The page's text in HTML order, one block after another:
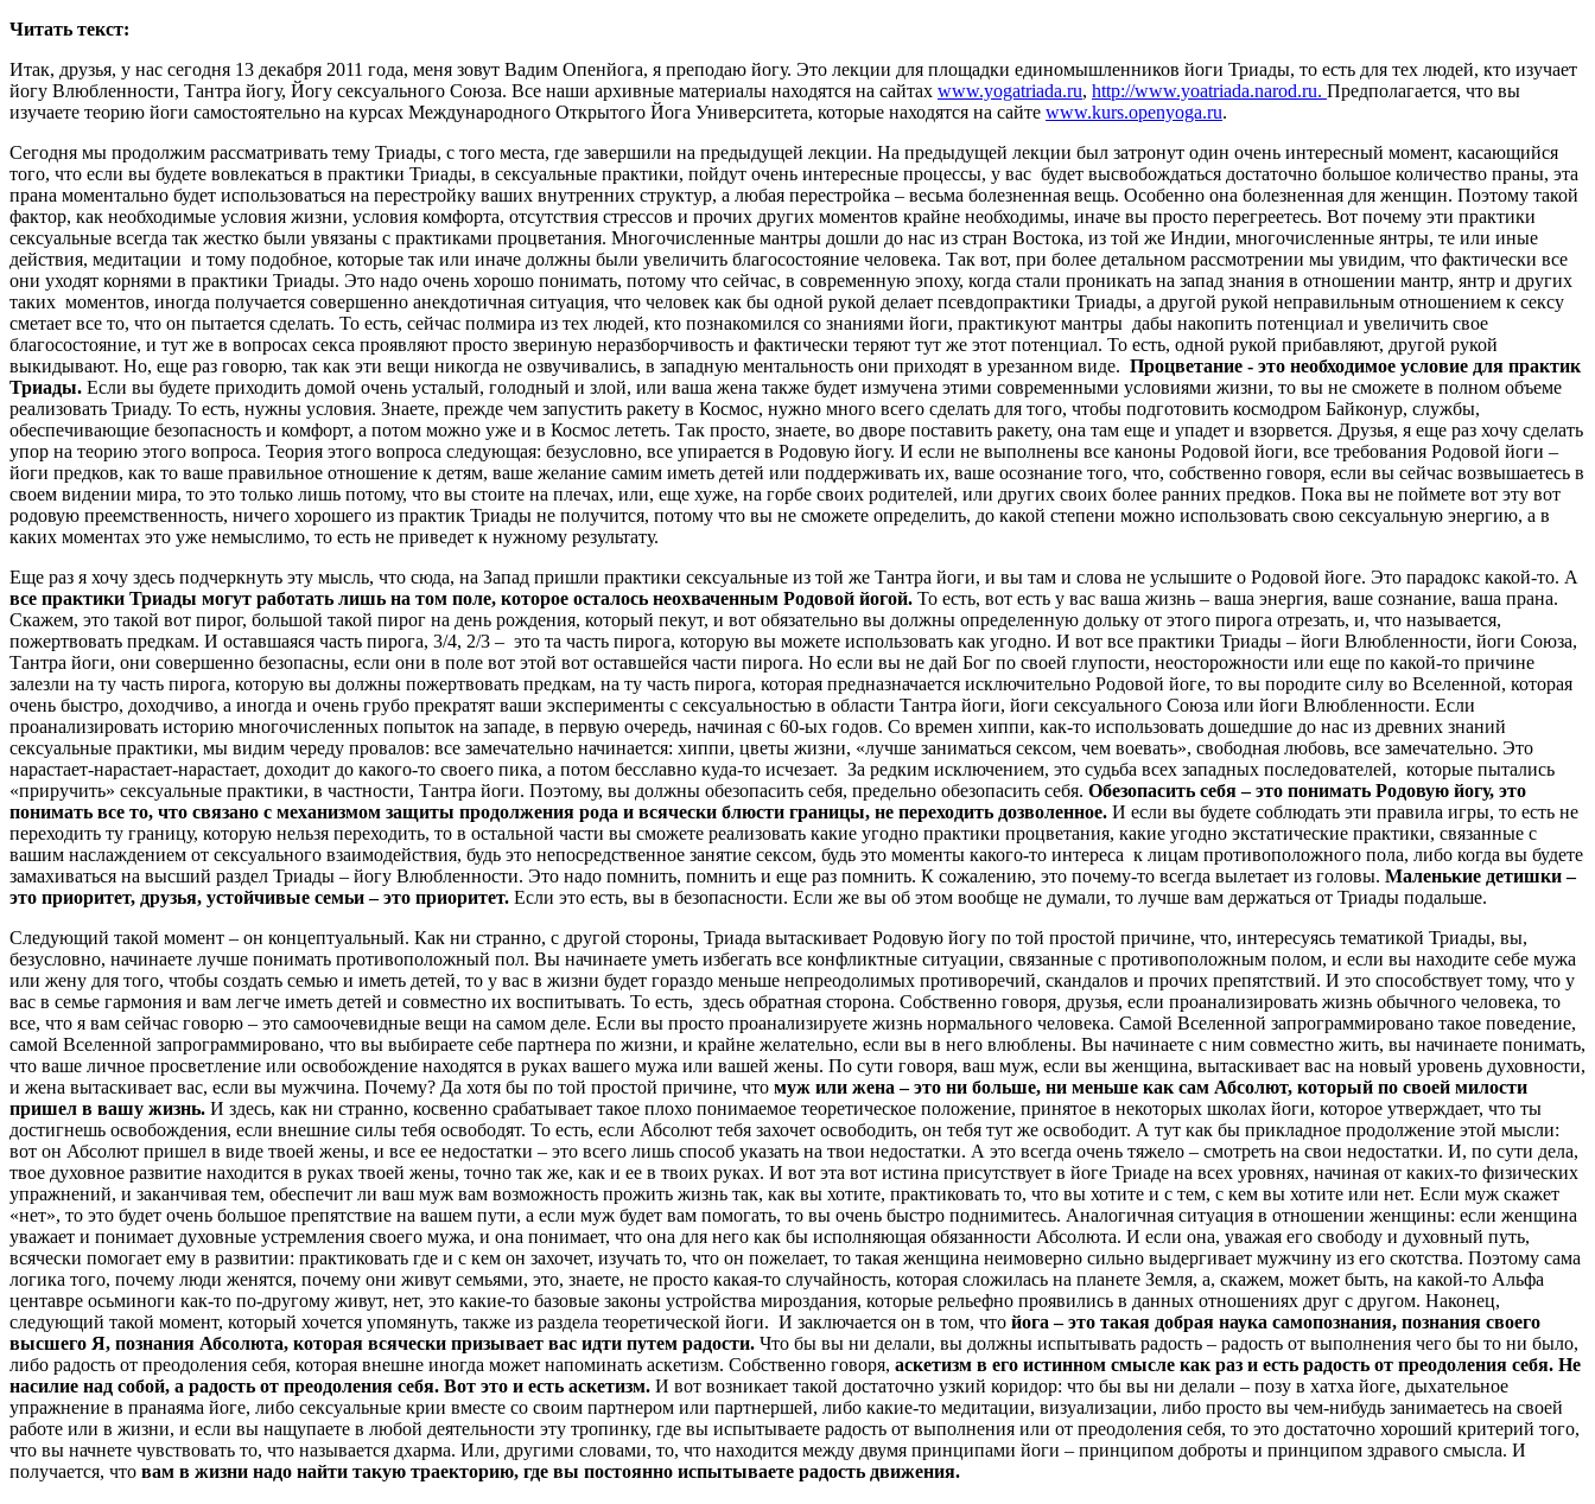
Читать текст:
Итак, друзья, у нас сегодня 13 декабря 2011 года, меня зовут Вадим Опенйога, я преподаю йогу. Это лекции для площадки единомышленников йоги Триады, то есть для тех людей, кто изучает
йогу Влюбленности, Тантра йогу, Йогу cексуального Союза. Все наши архивные материалы находятся на сайтах www.yogatriada.ru, http://www.yoatriada.narod.ru. Предполагается, что вы
изучаете теорию йоги самостоятельно на курсах Международного Открытого Йога Университета, которые находятся на сайтe www.kurs.openyoga.ru.
Сегодня мы продолжим рассматривать тему Триады, с того места, где завершили на предыдущей лекции. На предыдущей лекции был затронут один очень интересный момент, касающийся
того, что если вы будете вовлекаться в практики Триады, в сексуальные практики, пойдут очень интересные процессы, у вас будет высвобождаться достаточно большое количество праны, эта
прана моментально будет использоваться на перестройку ваших внутренних структур, а любая перестройка – весьма болезненная вещь. Особенно она болезненная для женщин. Поэтому такой
фактор, как необходимые условия жизни, условия комфорта, отсутствия стрессов и прочих других моментов крайне необходимы, иначе вы просто перегреетесь. Вот почему эти практики
сексуальные всегда так жестко были увязаны с практиками процветания. Многочисленные мантры дошли до нас из стран Востока, из той же Индии, многочисленные янтры, те или иные
действия, медитации и тому подобное, которые так или иначе должны были увеличить благосостояние человека. Так вот, при более детальном рассмотрении мы увидим, что фактически все
они уходят корнями в практики Триады. Это надо очень хорошо понимать, потому что сейчас, в современную эпоху, когда стали проникать на запад знания в отношении мантр, янтр и других
таких моментов, иногда получается совершенно анекдотичная ситуация, что человек как бы одной рукой делает псевдопрактики Триады, а другой рукой неправильным отношением к сексу
сметает все то, что он пытается сделать. То есть, сейчас полмира из тех людей, кто познакомился со знаниями йоги, практикуют мантры дабы накопить потенциал и увеличить свое
благосостояние, и тут же в вопросах секса проявляют просто звериную неразборчивость и фактически теряют тут же этот потенциал. То есть, одной рукой прибавляют, другой рукой
выкидывают. Но, еще раз говорю, так как эти вещи никогда не озвучивались, в западную ментальность они приходят в урезанном виде. Процветание - это необходимое условие для практик
Триады. Если вы будете приходить домой очень усталый, голодный и злой, или ваша жена также будет измучена этими современными условиями жизни, то вы не сможете в полном объеме
реализовать Триаду. То есть, нужны условия. Знаете, прежде чем запустить ракету в Космос, нужно много всего сделать для того, чтобы подготовить космодром Байконур, службы,
обеспечивающие безопасность и комфорт, а потом можно уже и в Космос лететь. Так просто, знаете, во дворе поставить ракету, она там еще и упадет и взорвется. Друзья, я еще раз хочу сделать
упор на теорию этого вопроса. Теория этого вопроса следующая: безусловно, все упирается в Родовую йогу. И если не выполнены все каноны Родовой йоги, все требования Родовой йоги –
йоги предков, как то ваше правильное отношение к детям, ваше желание самим иметь детей или поддерживать их, ваше осознание того, что, собственно говоря, если вы сейчас возвышаетесь в
своем видении мира, то это только лишь потому, что вы стоите на плечах, или, еще хуже, на горбе своих родителей, или других своих более ранних предков. Пока вы не поймете вот эту вот
родовую преемственность, ничего хорошего из практик Триады не получится, потому что вы не сможете определить, до какой степени можно использовать свою сексуальную энергию, а в
каких моментах это уже немыслимо, то есть не приведет к нужному результату.
Еще раз я хочу здесь подчеркнуть эту мысль, что сюда, на Запад пришли практики сексуальные из той же Тантра йоги, и вы там и слова не услышите о Родовой йоге. Это парадокс какой-то. А
все практики Триады могут работать лишь на том поле, которое осталось неохваченным Родовой йогой. То есть, вот есть у вас ваша жизнь – ваша энергия, ваше сознание, ваша прана.
Скажем, это такой вот пирог, большой такой пирог на день рождения, который пекут, и вот обязательно вы должны определенную дольку от этого пирога отрезать, и, что называется,
пожертвовать предкам. И оставшаяся часть пирога, 3/4, 2/3 – это та часть пирога, которую вы можете использовать как угодно. И вот все практики Триады – йоги Влюбленности, йоги Союза,
Тантра йоги, они совершенно безопасны, если они в поле вот этой вот оставшейся части пирога. Но если вы не дай Бог по своей глупости, неосторожности или еще по какой-то причине
залезли на ту часть пирога, которую вы должны пожертвовать предкам, на ту часть пирога, которая предназначается исключительно Родовой йоге, то вы породите силу во Вселенной, которая
очень быстро, доходчиво, а иногда и очень грубо прекратят ваши эксперименты с сексуальностью в области Тантра йоги, йоги сексуального Союза или йоги Влюбленности. Если
проанализировать историю многочисленных попыток на западе, в первую очередь, начиная с 60-ых годов. Со времен хиппи, как-то использовать дошедшие до нас из древних знаний
сексуальные практики, мы видим череду провалов: все замечательно начинается: хиппи, цветы жизни, «лучше заниматься сексом, чем воевать», свободная любовь, все замечательно. Это
нарастает-нарастает-нарастает, доходит до какого-то своего пика, а потом бесславно куда-то исчезает. За редким исключением, это судьба всех западных последователей, которые пытались
«приручить» сексуальные практики, в частности, Тантра йоги. Поэтому, вы должны обезопасить себя, предельно обезопасить себя. Обезопасить себя – это понимать Родовую йогу, это
понимать все то, что связано с механизмом защиты продолжения рода и всячески блюсти границы, не переходить дозволенное. И если вы будете соблюдать эти правила игры, то есть не
переходить ту границу, которую нельзя переходить, то в остальной части вы сможете реализовать какие угодно практики процветания, какие угодно экстатические практики, связанные с
вашим наслаждением от сексуального взаимодействия, будь это непосредственное занятие сексом, будь это моменты какого-то интереса к лицам противоположного пола, либо когда вы будете
замахиваться на высший раздел Триады – йогу Влюбленности. Это надо помнить, помнить и еще раз помнить. К сожалению, это почему-то всегда вылетает из головы. Маленькие детишки –
это приоритет, друзья, устойчивые семьи – это приоритет. Если это есть, вы в безопасности. Если же вы об этом вообще не думали, то лучше вам держаться от Триады подальше.
Следующий такой момент – он концептуальный. Как ни странно, с другой стороны, Триада вытаскивает Родовую йогу по той простой причине, что, интересуясь тематикой Триады, вы,
безусловно, начинаете лучше понимать противоположный пол. Вы начинаете уметь избегать все конфликтные ситуации, связанные с противоположным полом, и если вы находите себе мужа
или жену для того, чтобы создать семью и иметь детей, то у вас в жизни будет гораздо меньше непреодолимых противоречий, скандалов и прочих препятствий. И это способствует тому, что у
вас в семье гармония и вам легче иметь детей и совместно их воспитывать. То есть, здесь обратная сторона. Собственно говоря, друзья, если проанализировать жизнь обычного человека, то
все, что я вам сейчас говорю – это самоочевидные вещи на самом деле. Если вы просто проанализируете жизнь нормального человека. Самой Вселенной запрограммировано такое поведение,
самой Вселенной запрограммировано, что вы выбираете себе партнера по жизни, и крайне желательно, если вы в него влюблены. Вы начинаете с ним совместно жить, вы начинаете понимать,
что ваше личное просветление или освобождение находятся в руках вашего мужа или вашей жены. По сути говоря, ваш муж, если вы женщина, вытаскивает вас на новый уровень духовности,
и жена вытаскивает вас, если вы мужчина. Почему? Да хотя бы по той простой причине, что муж или жена – это ни больше, ни меньше как сам Абсолют, который по своей милости
пришел в вашу жизнь. И здесь, как ни странно, косвенно срабатывает такое плохо понимаемое теоретическое положение, принятое в некоторых школах йоги, которое утверждает, что ты
достигнешь освобождения, если внешние силы тебя освободят. То есть, если Абсолют тебя захочет освободить, он тебя тут же освободит. А тут как бы прикладное продолжение этой мысли:
вот он Абсолют пришел в виде твоей жены, и все ее недостатки – это всего лишь способ указать на твои недостатки. А это всегда очень тяжело – смотреть на свои недостатки. И, по сути дела,
твое духовное развитие находится в руках твоей жены, точно так же, как и ее в твоих руках. И вот эта вот истина присутствует в йоге Триаде на всех уровнях, начиная от каких-то физических
упражнений, и заканчивая тем, обеспечит ли ваш муж вам возможность прожить жизнь так, как вы хотите, практиковать то, что вы хотите и с тем, с кем вы хотите или нет. Если муж скажет
«нет», то это будет очень большое препятствие на вашем пути, а если муж будет вам помогать, то вы очень быстро поднимитесь. Аналогичная ситуация в отношении женщины: если женщина
уважает и понимает духовные устремления своего мужа, и она понимает, что она для него как бы исполняющая обязанности Абсолюта. И если она, уважая его свободу и духовный путь,
всячески помогает ему в развитии: практиковать где и с кем он захочет, изучать то, что он пожелает, то такая женщина неимоверно сильно выдергивает мужчину из его скотства. Поэтому сама
логика того, почему люди женятся, почему они живут семьями, это, знаете, не просто какая-то случайность, которая сложилась на планете Земля, а, скажем, может быть, на какой-то Альфа
центавре осьминоги как-то по-другому живут, нет, это какие-то базовые законы устройства мироздания, которые рельефно проявились в данных отношениях друг с другом. Наконец,
следующий такой момент, который хочется упомянуть, также из раздела теоретической йоги. И заключается он в том, что йога – это такая добрая наука самопознания, познания своего
высшего Я, познания Абсолюта, которая всячески призывает вас идти путем радости. Что бы вы ни делали, вы должны испытывать радость – радость от выполнения чего бы то ни было,
либо радость от преодоления себя, которая внешне иногда может напоминать аскетизм. Собственно говоря, аскетизм в его истинном смысле как раз и есть радость от преодоления себя. Не
насилие над собой, а радость от преодоления себя. Вот это и есть аскетизм. И вот возникает такой достаточно узкий коридор: что бы вы ни делали – позу в хатха йоге, дыхательное
упражнение в пранаяма йоге, либо сексуальные крии вместе со своим партнером или партнершей, либо какие-то медитации, визуализации, либо просто вы чем-нибудь занимаетесь на своей
работе или в жизни, и если вы нащупаете в любой деятельности эту тропинку, где вы испытываете радость от выполнения или от преодоления себя, то это достаточно хороший критерий того,
что вы начнете чувствовать то, что называется дхарма. Или, другими словами, то, что находится между двумя принципами йоги – принципом доброты и принципом здравого смысла. И
получается, что вам в жизни надо найти такую траекторию, где вы постоянно испытываете радость движения.